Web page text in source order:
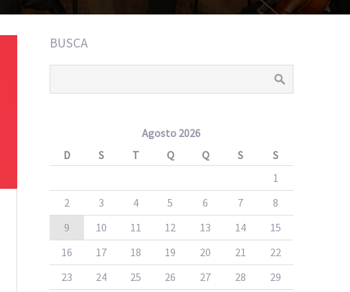
BUSCA
Agosto 2026
D
S T Q Q S
S
1
2
3 4 5 6 7
8
9
10 11 12 13 14
15
16
17 18 19 20 21
22
23
24 25 26 27 28
29